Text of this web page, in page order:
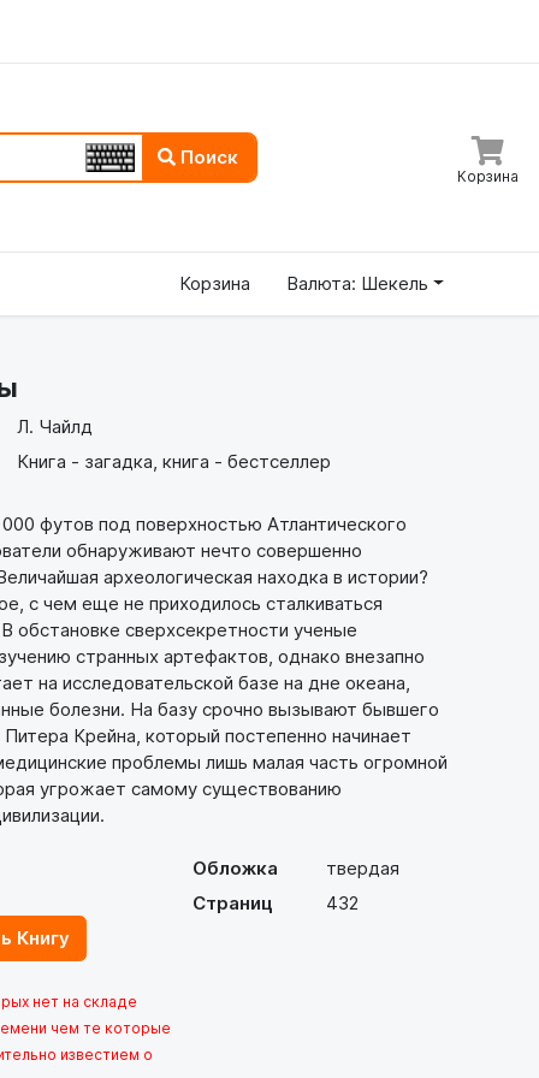
Поиск
Корзина
Корзина Валюта: Шекель
Л. Чайлд
Книга - загадка, книга - бестселлер
футов под поверхностью Атлантического
обнаруживают нечто совершенно
археологическая находка в истории?
с чем еще не приходилось сталкиваться
обстановке сверхсекретности ученые
странных артефактов, однако внезапно
на исследовательской базе на дне океана,
болезни. На базу срочно вызывают бывшего
Питера Крейна, который постепенно начинает
проблемы лишь малая часть огромной
угрожает самому существованию
Обложка
твердая
Страниц
432
Книгу
нет на складе
чем те которые
известием о